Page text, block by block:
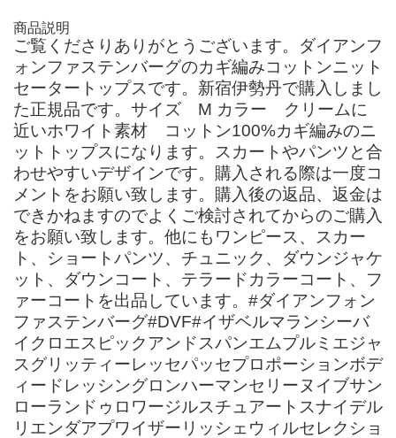
商品説明
ご覧くださりありがとうございます。ダイアンフ
ォンファステンバーグのカギ編みコットンニット
セータートップスです。新宿伊勢丹で購入しまし
た正規品です。サイズ M カラー クリームに
近いホワイト素材 コットン100%カギ編みのニ
ットトップスになります。スカートやパンツと合
わせやすいデザインです。購入される際は一度コ
メントをお願い致します。購入後の返品、返金は
できかねますのでよくご検討されてからのご購入
をお願い致します。他にもワンピース、スカー
ト、ショートパンツ、チュニック、ダウンジャケ
ット、ダウンコート、テラードカラーコート、フ
ァーコートを出品しています。#ダイアンフォン
ファステンバーグ#DVF#イザベルマランシーバ
イクロエスピックアンドスパンエムプルミエジャ
スグリッティーレッセパッセプロポーションボデ
ィードレッシングロンハーマンセリーヌイブサン
ローランドゥロワージルスチュアートスナイデル
リエンダアプワイザーリッシェウィルセレクショ